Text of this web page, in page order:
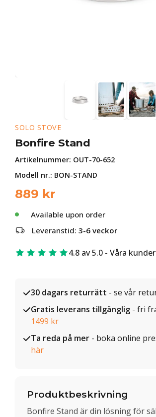
SOLO STOVE
Bonfire Stand
Artikelnummer: OUT-70-652
Modell nr.: BON-STAND
889 kr
Available upon order
Leveranstid: 3-6 veckor
4.8 av 5.0 - Våra
30 dagars returrätt - se vår
Gratis leverans tillgänglig - fri
1499 kr
Ta reda på mer - boka online
här
Produktbeskrivning
Bonfire Stand är din lösning för